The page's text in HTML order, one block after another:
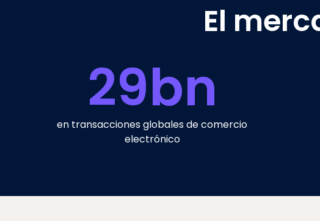
El
29bn
en transacciones globales de comercio
electrónico